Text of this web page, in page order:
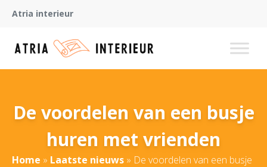
Atria interieur
De voordelen van een busje
huren met vrienden
Home » Laatste nieuws » De voordelen van een busje